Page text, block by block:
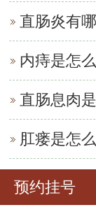
直肠炎有
内痔是怎
直肠息肉
肛瘘是怎
预约挂号